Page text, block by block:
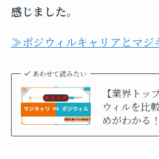
感じました。
≫ポジウィルキャリアとマジ
あわせて読みたい
【業界トッ
ウィルを比
めがわかる！